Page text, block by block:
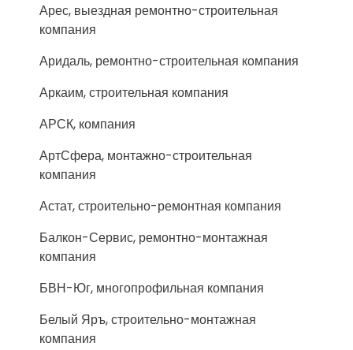
Арес, выездная ремонтно-строительная
компания
Аридаль, ремонтно-строительная компания
Аркаим, строительная компания
АРСК, компания
АртСфера, монтажно-строительная
компания
Астат, строительно-ремонтная компания
Балкон-Сервис, ремонтно-монтажная
компания
БВН-Юг, многопрофильная компания
Белый Яръ, строительно-монтажная
компания